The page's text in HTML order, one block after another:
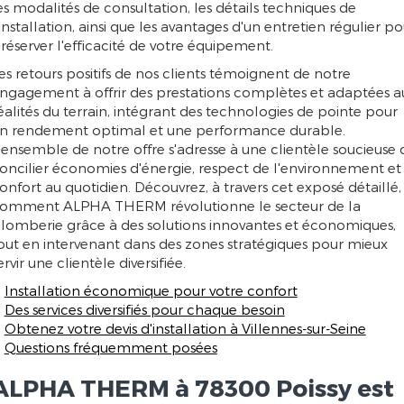
modalités de consultation, les détails techniques de
ainsi que les avantages d'un entretien régulier
l'efficacité de votre équipement.
retours positifs de nos clients témoignent de notre
à offrir des prestations complètes et adaptées
du terrain, intégrant des technologies de pointe pour
rendement optimal et une performance durable.
de notre offre s'adresse à une clientèle soucieuse
économies d'énergie, respect de l'environnement et
au quotidien. Découvrez, à travers cet exposé détaillé,
ALPHA THERM révolutionne le secteur de la
grâce à des solutions innovantes et économiques,
en intervenant dans des zones stratégiques pour mieux
une clientèle diversifiée.
Installation économique pour votre confort
Des services diversifiés pour chaque besoin
Obtenez votre devis d'installation à Villennes-sur-Seine
Questions fréquemment posées
THERM à 78300 Poissy est